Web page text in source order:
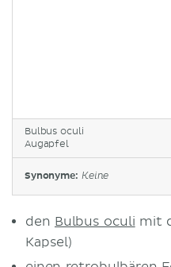
Bulbus oculi
Augapfel
Synonyme: Keine
den Bulbus oculi mit
Kapsel)